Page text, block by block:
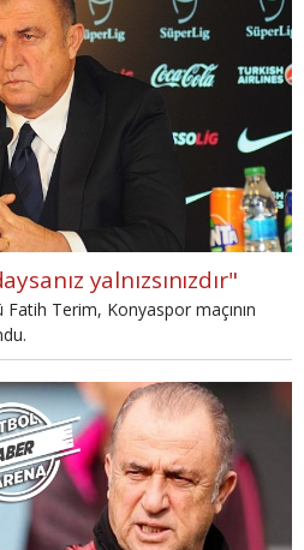
yalnızsınızdır"
Terim, Konyaspor maçının